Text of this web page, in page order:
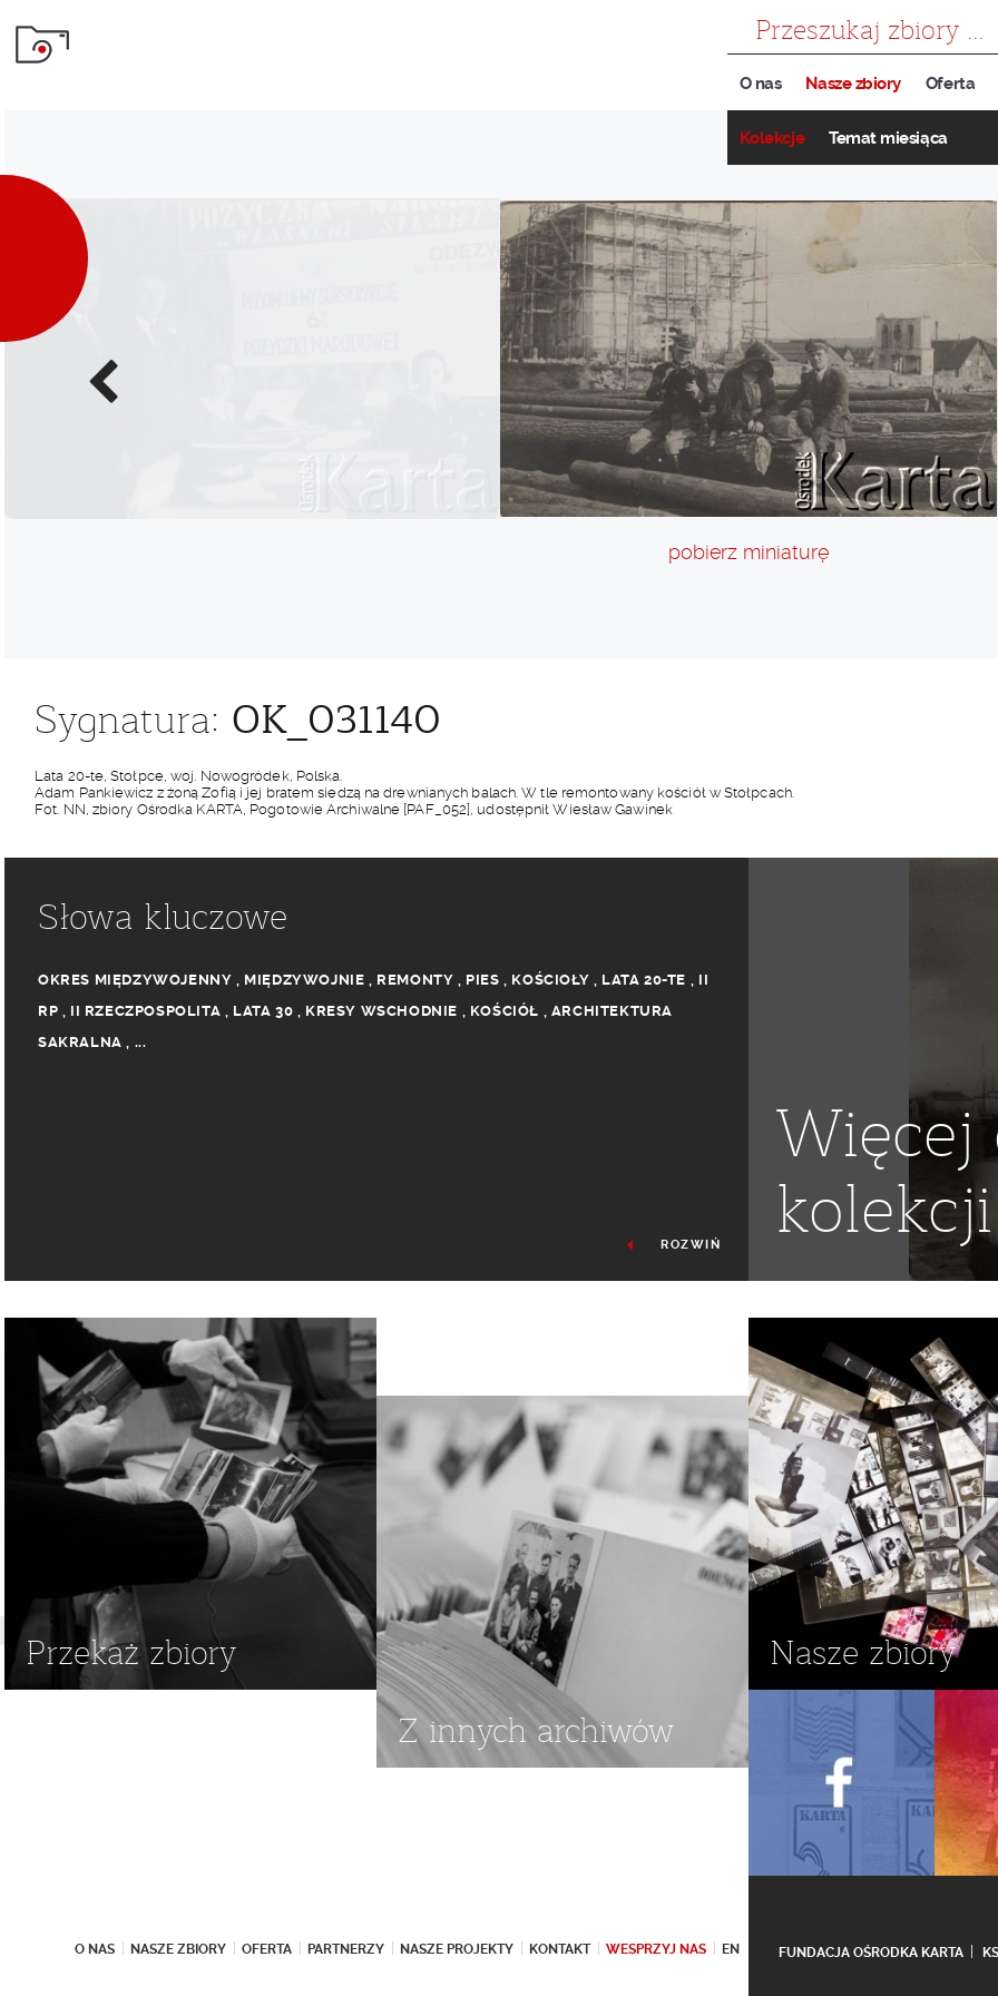
O nas Nasze zbiory
Kolekcje Temat miesiąca
Oferta
Poprzednie
zdjęcie
pobierz miniaturę
Sygnatura: OK_031140
Lata 20-te, Stołpce, woj. Nowogródek, Polska.
Adam Pankiewicz z żoną Zofią i jej bratem siedzą na drewnianych balach. W tle remontowany kościół w Stołpcach.
Fot. NN, zbiory Ośrodka KARTA, Pogotowie Archiwalne [PAF_052], udostępnił Wiesław Gawinek
Słowa kluczowe
OKRES MIĘDZYWOJENNY , MIĘDZYWOJNIE , REMONTY , PIES , KOŚCIOŁY , LATA 20-TE , II
RP , II RZECZPOSPOLITA , LATA 30 , KRESY WSCHODNIE , KOŚCIÓŁ , ARCHITEKTURA
SAKRALNA , ...
RUSZTOWANIA ,RUSZTOWANIE , ZOFIA PANKIEWICZ ADAM PANKIEWICZ
ROZWIŃ
Więcej
kolekcji
Przekaż zbiory
Z innych archiwów
Nasze zbiory
O NAS NASZE ZBIORY OFERTA PARTNERZY NASZE PROJEKTY KONTAKT WESPRZYJ NAS EN FUNDACJA OŚRODKA KARTA